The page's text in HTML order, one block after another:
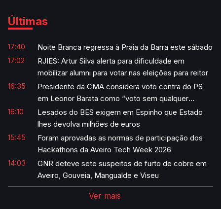
Últimas
17:40
Noite Branca regressa à Praia da Barra este sábado
17:02
RJIES: Artur Silva alerta para dificuldade em
mobilizar alumni para votar nas eleições para reitor
16:35
Presidente da CMA considera voto contra do PS
em Leonor Barata como “voto sem qualquer
sentido”
16:10
Lesados do BES exigem em Espinho que Estado
lhes devolva milhões de euros
15:45
Foram aprovadas as normas de participação dos
Hackathons da Aveiro Tech Week 2026
14:03
GNR deteve sete suspeitos de furto de cobre em
Aveiro, Gouveia, Mangualde e Viseu
Ver mais